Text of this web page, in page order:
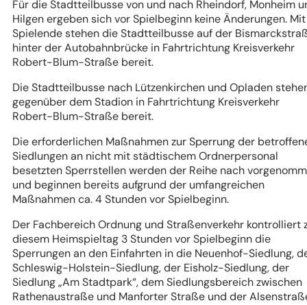
Für die Stadtteilbusse von und nach Rheindorf, Monheim
Hilgen ergeben sich vor Spielbeginn keine Änderungen. Mit
Spielende stehen die Stadtteilbusse auf der
hinter der Autobahnbrücke in Fahrtrichtung Kreisverkehr
Robert-Blum-Straße bereit.
Die Stadtteilbusse nach Lützenkirchen und Opladen
gegenüber dem Stadion in Fahrtrichtung Kreisverkehr
Robert-Blum-Straße bereit.
Die erforderlichen Maßnahmen zur Sperrung der
Siedlungen an nicht mit städtischem Ordnerpersonal
besetzten Sperrstellen werden der Reihe nach
und beginnen bereits aufgrund der umfangreichen
Maßnahmen ca. 4 Stunden vor Spielbeginn.
Der Fachbereich Ordnung und Straßenverkehr kontrolliert
diesem Heimspieltag 3 Stunden vor Spielbeginn die
Sperrungen an den Einfahrten in die Neuenhof-Siedlung,
Schleswig-Holstein-Siedlung, der Eisholz-Siedlung, der
Siedlung „Am Stadtpark“, dem Siedlungsbereich zwischen
Rathenaustraße und Manforter Straße und der